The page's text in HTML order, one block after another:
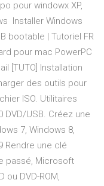
pour windowx XP,
Installer Windows
bootable | Tutoriel FR
pour mac PowerPC
[TUTO] Installation
des outils pour
ISO. Utilitaires
DVD/USB. Créez une
7, Windows 8,
Rendre une clé
passé, Microsoft
DVD-ROM,